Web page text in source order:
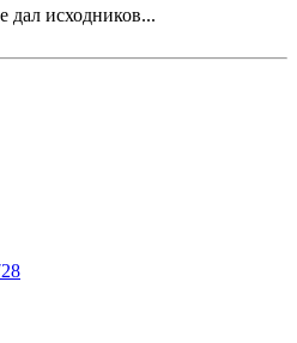
дал исходников...